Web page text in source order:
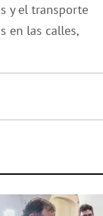
y el transporte
en las calles,